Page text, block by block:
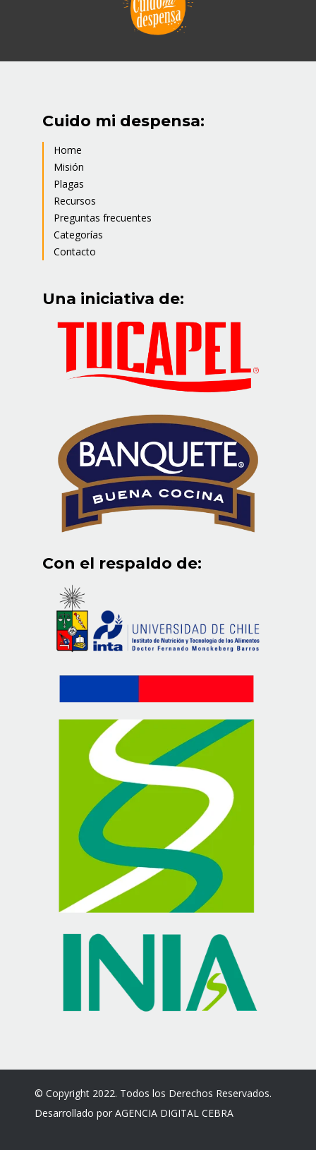
Cuido mi despensa:
Home
Misión
Plagas
Recursos
Preguntas frecuentes
Categorías
Contacto
Una iniciativa de:
Con el respaldo de:
© Copyright 2022. Todos los Derechos Reservados.
Desarrollado porAGENCIA DIGITAL CEBRA